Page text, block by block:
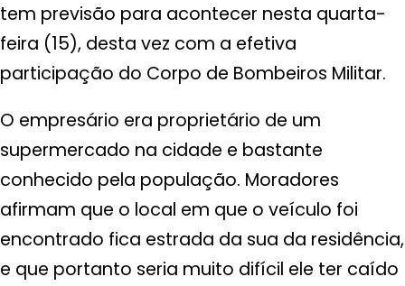
tem previsão para acontecer nesta quarta-
feira (15), desta vez com a efetiva
participação do Corpo de Bombeiros Militar.
O empresário era proprietário de um
supermercado na cidade e bastante
conhecido pela população. Moradores
afirmam que o local em que o veículo foi
encontrado fica estrada da sua da residência,
e que portanto seria muito difícil ele ter caído